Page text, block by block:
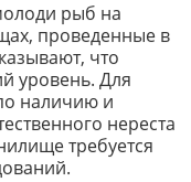
рыб на
проведенные в
что
уровень. Для
наличию и
нереста
требуется